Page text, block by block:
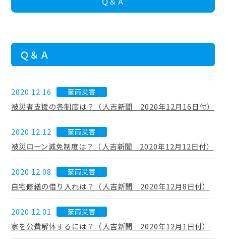
Ｑ＆Ａ
2020.12.16 豪雨災害
被災者支援の各制度は？（人吉新聞 2020年12月16日付）
2020.12.12 豪雨災害
被災ローン減免制度は？（人吉新聞 2020年12月12日付）
2020.12.08 豪雨災害
自宅修繕の借り入れは？（人吉新聞 2020年12月8日付）
2020.12.01 豪雨災害
家を公費解体するには？（人吉新聞 2020年12月1日付）